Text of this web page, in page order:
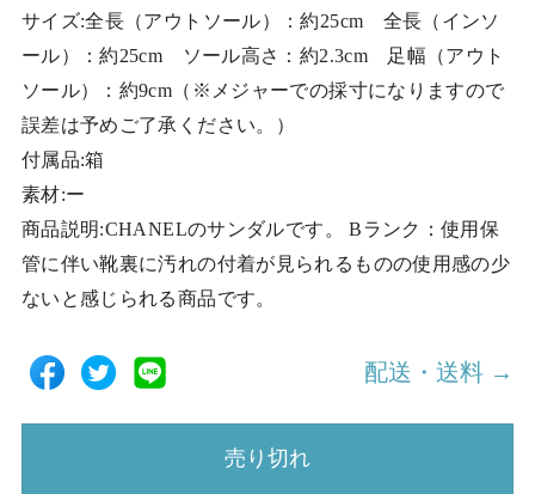
サイズ:全長（アウトソール）：約25cm 全長（インソ
ール）：約25cm ソール高さ：約2.3cm 足幅（アウト
ソール）：約9cm（※メジャーでの採寸になりますので
誤差は予めご了承ください。）
付属品:箱
素材:ー
商品説明:CHANELのサンダルです。 Bランク：使用保
管に伴い靴裏に汚れの付着が見られるものの使用感の少
ないと感じられる商品です。
配送・送料 →
売り切れ